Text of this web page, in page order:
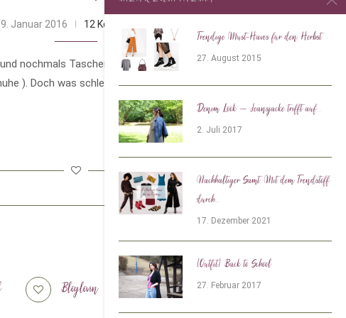
Januar 2016 12 Kommentare
nochmals Taschen. Wir alle lieben unsere
). Doch was schleppen wir Mädels eigentlich
Bloglovin Tiktok
Trendige Must-Haves für den Herbst
27. August 2015
Denim Look – Jeansjacke trifft auf...
2. Juli 2017
Nachhaltiger Samt: Mit dem Trendstoff
durch...
17. Dezember 2021
[Outfit] Back to School
27. Februar 2017